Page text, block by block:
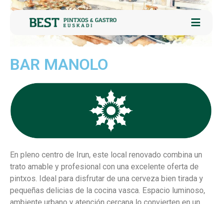
BAR MANOLO
En pleno centro de Irun, este local renovado combina un
trato amable y profesional con una excelente oferta de
pintxos. Ideal para disfrutar de una cerveza bien tirada y
pequeñas delicias de la cocina vasca. Espacio luminoso,